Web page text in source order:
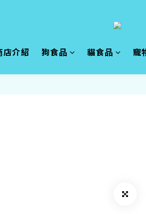
店介紹 狗食品 貓食品 寵